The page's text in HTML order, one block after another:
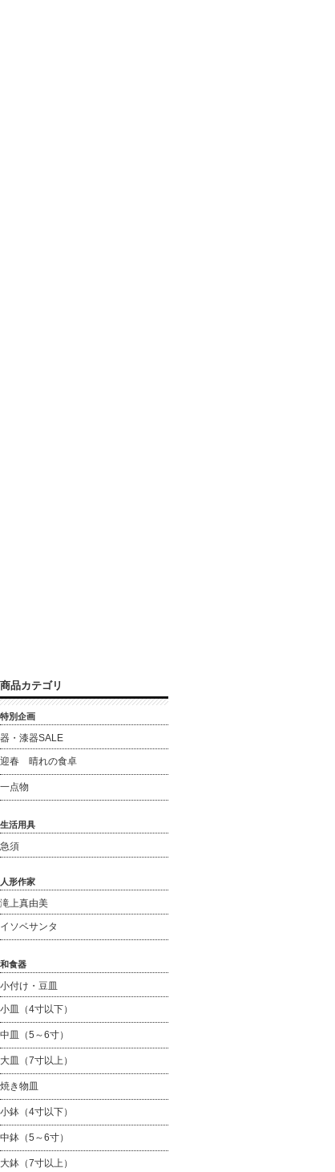
商品カテゴリ
特別企画
器・漆器SALE
迎春 晴れの食卓
一点物
生活用具
急須
人形作家
滝上真由美
イソベサンタ
和食器
小付け・豆皿
小皿（4寸以下）
中皿（5～6寸）
大皿（7寸以上）
焼き物皿
小鉢（4寸以下）
中鉢（5～6寸）
大鉢（7寸以上）